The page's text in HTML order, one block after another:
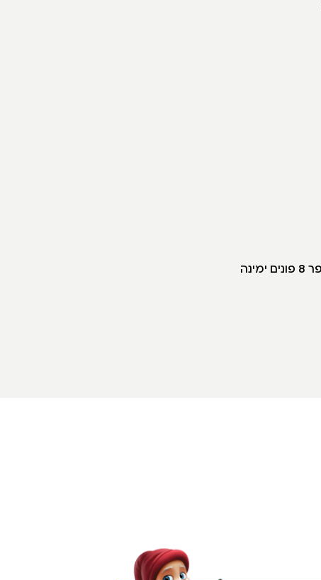
הגעה מדרך נמיר: פונים ימינה בצומת הרחובות נמיר- לבנון לרחוב חיים לבנון ובמספר 8 פונים ימינה